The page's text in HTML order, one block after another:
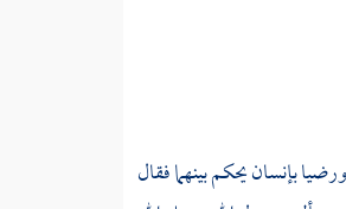
بإنسان يحكم بينهما فقال